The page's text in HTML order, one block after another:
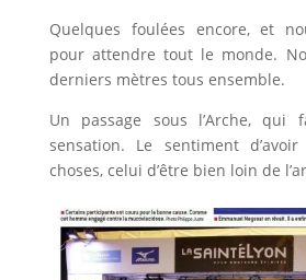
Quelques foulées encore, et
pour attendre tout le monde.
derniers mètres tous ensemble.
Un passage sous l’Arche,
sensation. Le sentiment
choses, celui d’être bien loin de